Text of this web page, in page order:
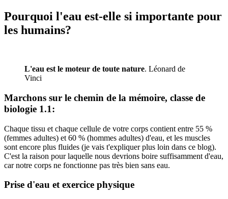
Pourquoi l'eau est-elle si importante pour
les humains?
L'eau est le moteur de toute nature. Léonard de
Vinci
Marchons sur le chemin de la mémoire, classe de
biologie 1.1:
Chaque tissu et chaque cellule de votre corps contient entre 55 %
(femmes adultes) et 60 % (hommes adultes) d'eau, et les muscles
sont encore plus fluides (je vais t'expliquer plus loin dans ce blog).
C'est la raison pour laquelle nous devrions boire suffisamment d'eau,
car notre corps ne fonctionne pas très bien sans eau.
Prise d'eau et exercice physique